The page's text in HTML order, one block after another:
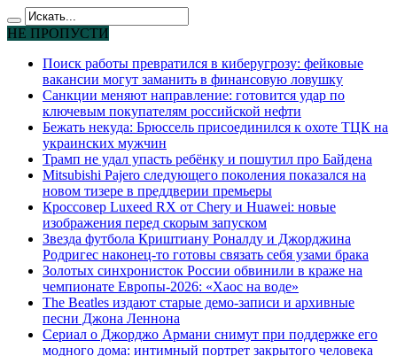
НЕ ПРОПУСТИ
Поиск работы превратился в киберугрозу: фейковые
вакансии могут заманить в финансовую ловушку
Санкции меняют направление: готовится удар по
ключевым покупателям российской нефти
Бежать некуда: Брюссель присоединился к охоте ТЦК на
украинских мужчин
Трамп не удал упасть ребёнку и пошутил про Байдена
Mitsubishi Pajero следующего поколения показался на
новом тизере в преддверии премьеры
Кроссовер Luxeed RX от Chery и Huawei: новые
изображения перед скорым запуском
Звезда футбола Криштиану Роналду и Джорджина
Родригес наконец-то готовы связать себя узами брака
Золотых синхронисток России обвинили в краже на
чемпионате Европы-2026: «Хаос на воде»
The Beatles издают старые демо-записи и архивные
песни Джона Леннона
Сериал о Джорджо Армани снимут при поддержке его
модного дома: интимный портрет закрытого человека